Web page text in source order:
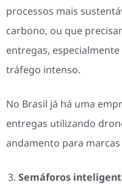
processos mais
carbono, ou que
entregas,
tráfego intenso.
No Brasil já há uma
entregas utilizando
andamento para marcas
Semáforos